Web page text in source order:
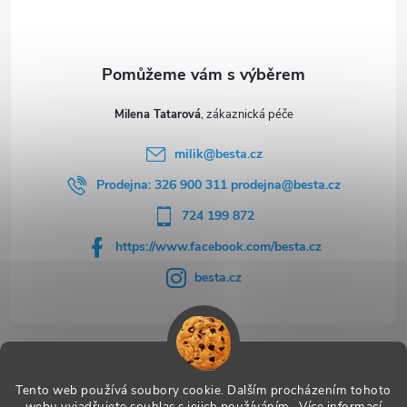
Tento web používá soubory cookie. Dalším procházením tohoto
Milena Tatarová
milik@besta.cz
Prodejna: 326 900 311 prodejna@besta.cz
724 199 872
https://www.facebook.com/besta.cz
besta.cz
Užitečné odkazy